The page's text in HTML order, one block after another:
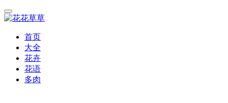
首页
大全
花卉
花语
多肉